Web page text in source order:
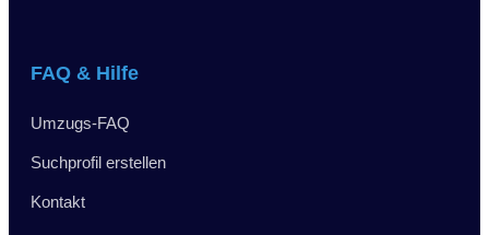
FAQ & Hilfe
Umzugs-FAQ
Suchprofil erstellen
Kontakt